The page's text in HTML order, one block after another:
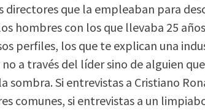
directores que la empleaban para
hombres con los que llevaba 25
perfiles, los que te explican una
a través del líder sino de alguien
sombra. Si entrevistas a Cristiano
comunes, si entrevistas a un